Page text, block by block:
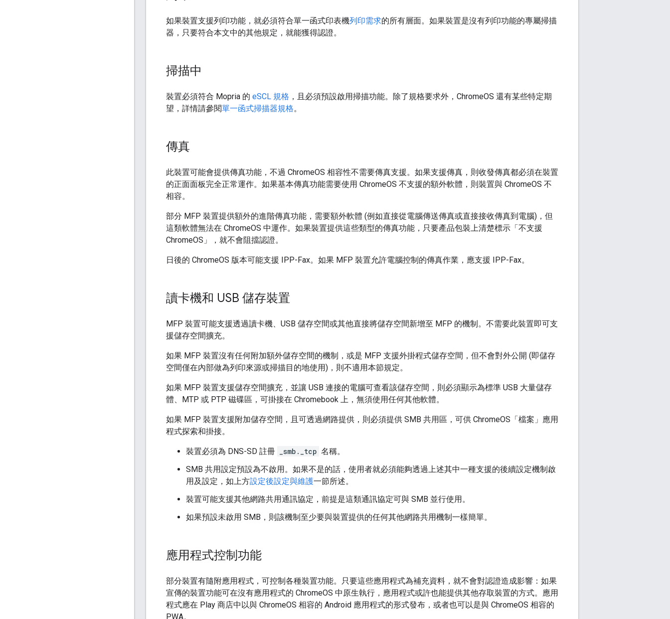
如果裝置支援列印功能，就必須符合單一函式印表機列印需求的所有層面。如果裝置是沒有列印功能的專屬掃描
器，只要符合本文中的其他規定，就能獲得認證。
掃描中
裝置必須符合 Mopria 的 eSCL 規格 ，且必須預設啟用掃描功能。除了規格要求外，ChromeOS 還有某些特定期
望，詳情請參閱單一函式掃描器規格。
傳真
此裝置可能會提供傳真功能，不過 ChromeOS 相容性不需要傳真支援。如果支援傳真，則收發傳真都必須在裝置
的正面面板完全正常運作。如果基本傳真功能需要使用 ChromeOS 不支援的額外軟體，則裝置與 ChromeOS 不
相容。
部分 MFP 裝置提供額外的進階傳真功能，需要額外軟體 (例如直接從電腦傳送傳真或直接接收傳真到電腦)，但
這類軟體無法在 ChromeOS 中運作。如果裝置提供這些類型的傳真功能，只要產品包裝上清楚標示「不支援
ChromeOS」，就不會阻擋認證。
日後的 ChromeOS 版本可能支援 IPP-Fax。如果 MFP 裝置允許電腦控制的傳真作業，應支援 IPP-Fax。
讀卡機和 USB 儲存裝置
MFP 裝置可能支援透過讀卡機、USB 儲存空間或其他直接將儲存空間新增至 MFP 的機制。不需要此裝置即可支
援儲存空間擴充。
如果 MFP 裝置沒有任何附加額外儲存空間的機制，或是 MFP 支援外掛程式儲存空間，但不會對外公開 (即儲存
空間僅在內部做為列印來源或掃描目的地使用)，則不適用本節規定。
如果 MFP 裝置支援儲存空間擴充，並讓 USB 連接的電腦可查看該儲存空間，則必須顯示為標準 USB 大量儲存
體、MTP 或 PTP 磁碟區，可掛接在 Chromebook 上，無須使用任何其他軟體。
如果 MFP 裝置支援附加儲存空間，且可透過網路提供，則必須提供 SMB 共用區，可供 ChromeOS「檔案」應用
程式探索和掛接。
裝置必須為 DNS-SD 註冊 _smb._tcp 名稱。
SMB 共用設定預設為不啟用。如果不是的話，使用者就必須能夠透過上述其中一種支援的後續設定機制啟
用及設定，如上方設定後設定與維護一節所述。
裝置可能支援其他網路共用通訊協定，前提是這類通訊協定可與 SMB 並行使用。
如果預設未啟用 SMB，則該機制至少要與裝置提供的任何其他網路共用機制一樣簡單。
應用程式控制功能
部分裝置有隨附應用程式，可控制各種裝置功能。只要這些應用程式為補充資料，就不會對認證造成影響：如果
宣傳的裝置功能可在沒有應用程式的 ChromeOS 中原生執行，應用程式或許也能提供其他存取裝置的方式。應用
程式應在 Play 商店中以與 ChromeOS 相容的 Android 應用程式的形式發布，或者也可以是與 ChromeOS 相容的
PWA。